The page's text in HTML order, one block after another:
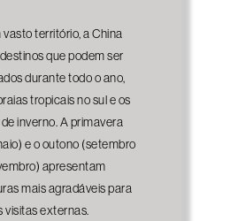
vasto território, a China
que podem ser
durante todo o ano,
tropicais no sul e os
inverno. A primavera
e o outono (setembro
apresentam
mais agradáveis para
visitas externas.